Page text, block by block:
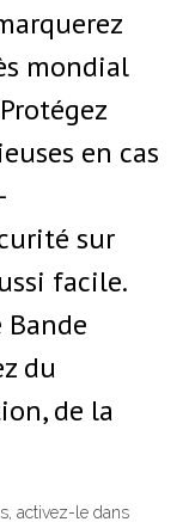
mondial
en cas
sur
facile.
du
de la
activez-le dans